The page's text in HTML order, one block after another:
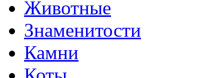
Животные
Знаменитости
Камни